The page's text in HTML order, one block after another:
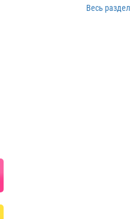
Весь раздел